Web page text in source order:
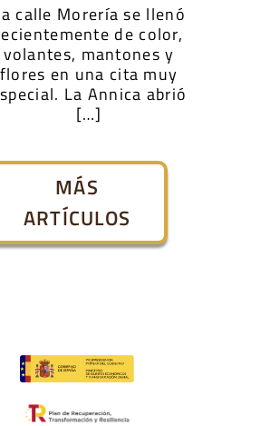
calle Morería se llenó
de color,
volantes, mantones y
flores en una cita muy
La Annica abrió
[…]
MÁS
ARTÍCULOS